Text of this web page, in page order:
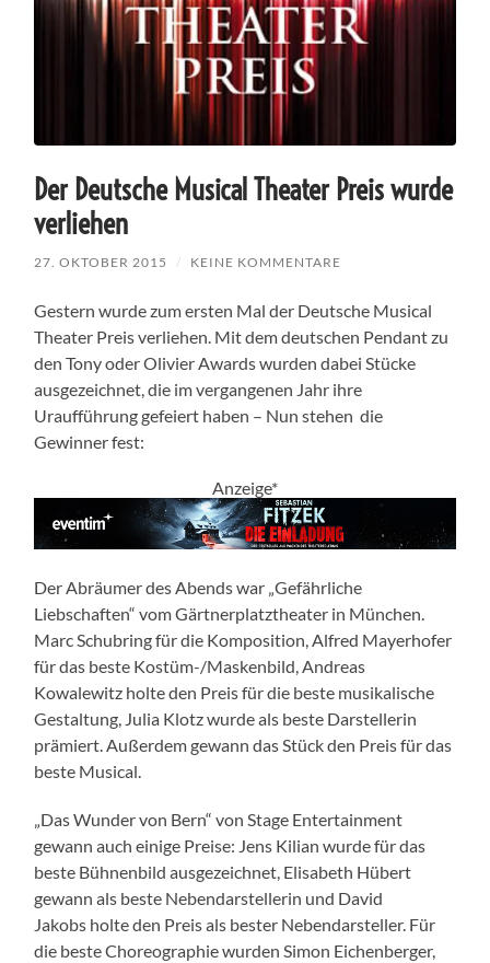
Der Deutsche Musical Theater Preis wurde
verliehen
27. OKTOBER 2015 / KEINE KOMMENTARE
Gestern wurde zum ersten Mal der Deutsche Musical
Theater Preis verliehen. Mit dem deutschen Pendant zu
den Tony oder Olivier Awards wurden dabei Stücke
ausgezeichnet, die im vergangenen Jahr ihre
Uraufführung gefeiert haben – Nun stehen die
Gewinner fest:
Anzeige*
Der Abräumer des Abends war „Gefährliche
Liebschaften“ vom Gärtnerplatztheater in München.
Marc Schubring für die Komposition, Alfred Mayerhofer
für das beste Kostüm-/Maskenbild, Andreas
Kowalewitz holte den Preis für die beste musikalische
Gestaltung, Julia Klotz wurde als beste Darstellerin
prämiert. Außerdem gewann das Stück den Preis für das
beste Musical.
„Das Wunder von Bern“ von Stage Entertainment
gewann auch einige Preise: Jens Kilian wurde für das
beste Bühnenbild ausgezeichnet, Elisabeth Hübert
gewann als beste Nebendarstellerin und David
Jakobs holte den Preis als bester Nebendarsteller. Für
die beste Choreographie wurden Simon Eichenberger,